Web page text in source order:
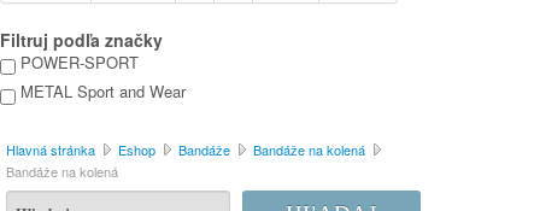
Filtruj podľa značky
POWER-SPORT
METAL Sport and Wear
Hlavná stránka Eshop Bandáže
Bandáže na kolená
Bandáže na kolená